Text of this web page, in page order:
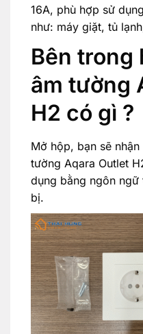
16A, phù hợp sử
như: máy giặt, tủ
Bên trong
âm tường
H2 có gì ?
Mở hộp, bạn sẽ
tường Aqara Outlet
dụng bằng ngôn
bị.